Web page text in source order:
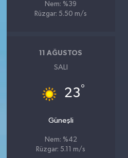
Nem: %39
Rüzgar: 5.50 m/s
11 AĞUSTOS
SALI
23°
Güneşli
Nem: %42
Rüzgar: 5.11 m/s